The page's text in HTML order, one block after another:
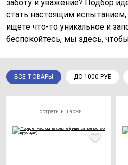
заботу и уважение? Подбор
стать настоящим
ищете что-то уникальное и
беспокойтесь, мы здесь,
ВСЕ ТОВАРЫ ДО 1000 РУБ
Портреты и шаржи